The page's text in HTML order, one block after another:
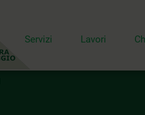
Servizi Lavori